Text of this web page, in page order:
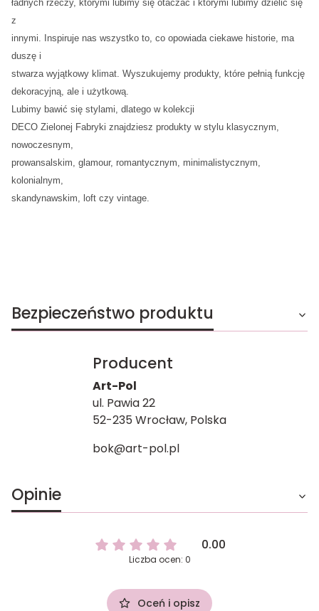
ładnych rzeczy, którymi lubimy się otaczać i którymi lubimy dzielić się
z
innymi. Inspiruje nas wszystko to, co opowiada ciekawe historie, ma
duszę i
stwarza wyjątkowy klimat. Wyszukujemy produkty, które pełnią funkcję
dekoracyjną, ale i użytkową.
Lubimy bawić się stylami, dlatego w kolekcji
DECO Zielonej Fabryki znajdziesz produkty w stylu klasycznym,
nowoczesnym,
prowansalskim, glamour, romantycznym, minimalistycznym,
kolonialnym,
skandynawskim, loft czy vintage.
Bezpieczeństwo produktu
Producent
Art-Pol
ul. Pawia 22
52-235 Wrocław, Polska
bok@art-pol.pl
Opinie
0.00
Liczba ocen: 0
Oceń i opisz